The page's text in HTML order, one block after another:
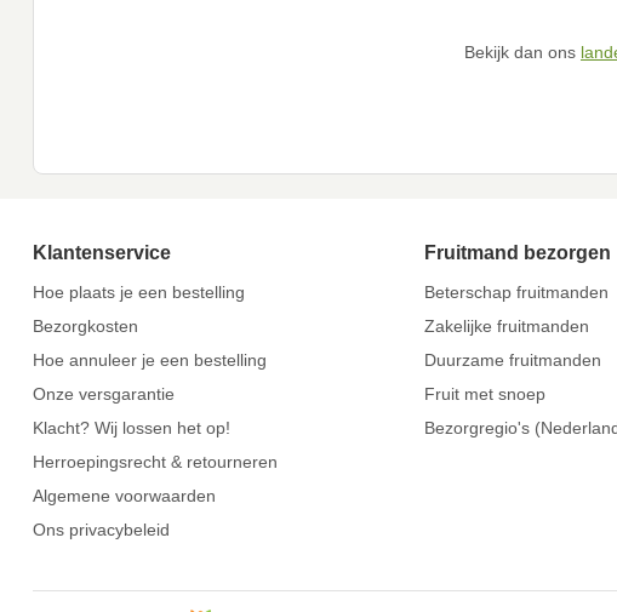
Bekijk dan ons
Klantenservice
Hoe plaats je een bestelling
Bezorgkosten
Hoe annuleer je een bestelling
Onze versgarantie
Klacht? Wij lossen het op!
Herroepingsrecht & retourneren
Algemene voorwaarden
Ons privacybeleid
Fruitmand bezorgen
Beterschap fruitmanden
Zakelijke fruitmanden
Duurzame fruitmanden
Fruit met snoep
Bezorgregio's